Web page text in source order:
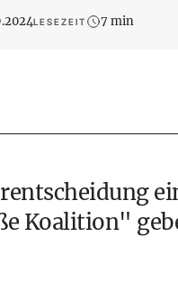
LESEZEIT 7 min
Koalition"